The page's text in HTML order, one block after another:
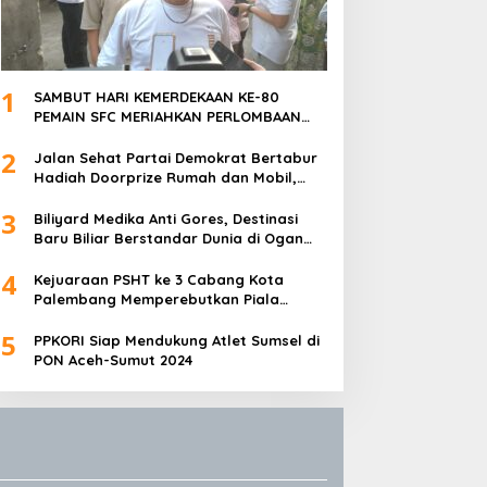
1
SAMBUT HARI KEMERDEKAAN KE-80
PEMAIN SFC MERIAHKAN PERLOMBAAN
2
Jalan Sehat Partai Demokrat Bertabur
Hadiah Doorprize Rumah dan Mobil,
3
Biliyard Medika Anti Gores, Destinasi
Baru Biliar Berstandar Dunia di Ogan
4
Kejuaraan PSHT ke 3 Cabang Kota
Palembang Memperebutkan Piala
5
PPKORI Siap Mendukung Atlet Sumsel di
PON Aceh-Sumut 2024